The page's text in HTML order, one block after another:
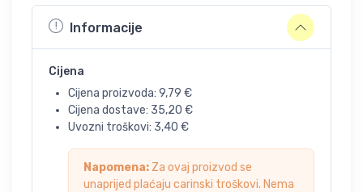
Informacije
Cijena
Cijena proizvoda: 9,79 €
Cijena dostave: 35,20 €
Uvozni troškovi: 3,40 €
Napomena: Za ovaj proizvod se
unaprijed plaćaju carinski troškovi. Nema